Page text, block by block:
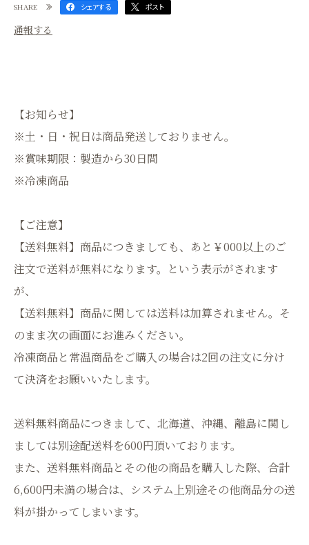
SHARE シェアする ポスト
通報する
【お知らせ】
※土・日・祝日は商品発送しておりません。
※賞味期限：製造から30日間
※冷凍商品
【ご注意】
【送料無料】商品につきましても、あと￥000以上のご
注文で送料が無料になります。という表示がされます
が、
【送料無料】商品に関しては送料は加算されません。そ
のまま次の画面にお進みください。
冷凍商品と常温商品をご購入の場合は2回の注文に分け
て決済をお願いいたします。
送料無料商品につきまして、北海道、沖縄、離島に関し
ましては別途配送料を600円頂いております。
また、送料無料商品とその他の商品を購入した際、合計
6,600円未満の場合は、システム上別途その他商品分の送
料が掛かってしまいます。